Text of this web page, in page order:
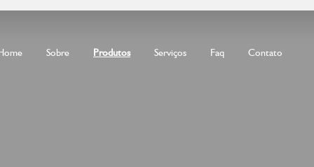
Sobre Produtos Serviços Faq Contato